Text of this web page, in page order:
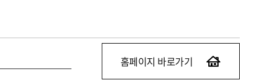
홈페이지 바로가기